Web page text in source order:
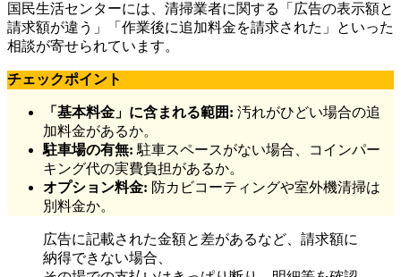
国民生活センターには、清掃業者に関する「広告の表示額と
請求額が違う」「作業後に追加料金を請求された」といった
相談が寄せられています。
チェックポイント
「基本料金」に含まれる範囲: 汚れがひどい場合の追
加料金があるか。
駐車場の有無: 駐車スペースがない場合、コインパー
キング代の実費負担があるか。
オプション料金: 防カビコーティングや室外機清掃は
別料金か。
広告に記載された金額と差があるなど、請求額に
納得できない場合、